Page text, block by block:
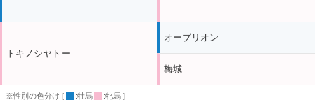
トキノシヤトー
オーブリオン
梅城
※性別の色分け [ :牡馬 :牝馬 ]